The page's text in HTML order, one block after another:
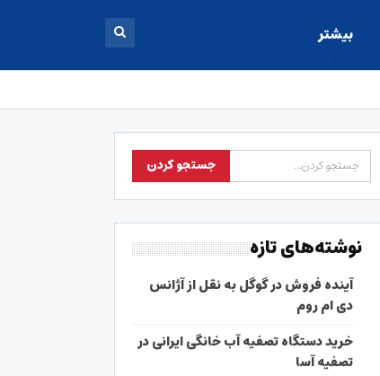
بیشتر
نوشته‌های تازه
آینده فروش در گوگل به نقل از آژانس
دی ام روم
خرید دستگاه تصفیه آب خانگی ایرانی در
تصفیه آسا